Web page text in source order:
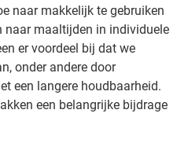
naar makkelijk te gebruiken
naar maaltijden in individuele
er voordeel bij dat we
onder andere door
een langere houdbaarheid.
een belangrijke bijdrage